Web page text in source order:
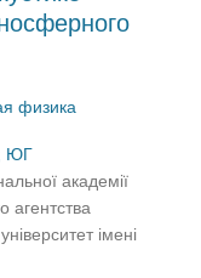
физика
ЮГ
академії
агентства
імені